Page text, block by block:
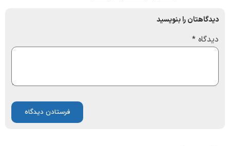
دیدگاهتان را بنویسید
دیدگاه *